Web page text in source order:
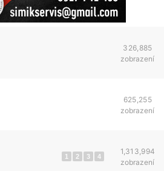
326,885
zobrazení
625,255
zobrazení
1 2 3 4
1,313,994
zobrazení